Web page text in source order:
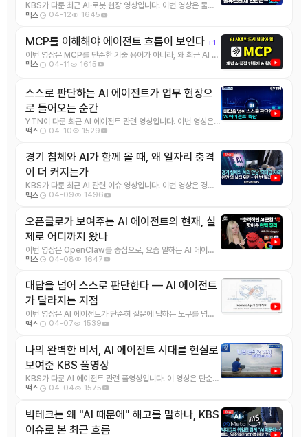
KBS가 다룬 최근 AI·로봇 현장 영상입니다. 이번 영상은 물류
센터 같은 반복 작업 현장에서 AI와 로봇이 ...
맥스 04-12 1645
MCP를 이해해야 에이전트 흐름이 보인다 +1
이번 영상은 MCP를 단순한 기술 용어가 아니라, 왜 최근 AI 에
맥스 04-11 1615
스스로 판단하는 AI 에이전트가 업무 현장으
로 들어오는 순간
YTN이 다룬 최근 AI 에이전트 관련 영상입니다. 이번 영상은
맥스 04-10 1529
경기 침체와 AI가 함께 올 때, 왜 일자리 충격
이 더 커지는가
KBS가 다룬 최근 AI 관련 이슈 영상입니다. 이번 영상은 경기
침체와 AI 자동화가 동시에 밀려올 때 노 ...
맥스 04-09 1496
오픈클로가 보여주는 AI 에이전트의 현재, 실
제로 어디까지 왔나
이번 영상은 OpenClaw를 중심으로, 요즘 말하는 AI 에이전
트가 실제로 어떤 구조와 가능성을 갖는지 비 ...
맥스 04-08 1647
대답을 넘어 스스로 판단한다 — AI 에이전트
가 달라지는 지점
이번 영상은 AI 에이전트가 단순히 질문에 답하는 도구를 넘어,
상황을 보고 다음 행동을 스스로 고르는 쪽으 ...
맥스 04-07 1539
나의 완벽한 비서, AI 에이전트 시대를 현실로
보여준 KBS 풀영상
KBS가 다룬 AI 에이전트 관련 풀영상입니다. 이 영상은 단순히
챗봇이 똑똑해졌다는 수준이 아니라, AI가 ...
맥스 04-04 1575
빅테크는 왜 "AI 때문에" 해고를 말하나, KBS
이슈로 본 최근 흐름